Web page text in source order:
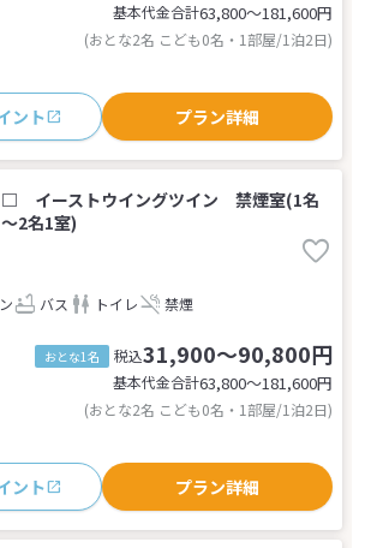
基本代金合計63,800〜181,600円
(おとな2名 こども0名・1部屋/1泊2日)
ント プラン詳細
□ イーストウイングツイン 禁煙室(1名
～2名1室)
バス トイレ 禁煙
おとな1名 税込31,900～90,800円
基本代金合計63,800〜181,600円
(おとな2名 こども0名・1部屋/1泊2日)
ント プラン詳細